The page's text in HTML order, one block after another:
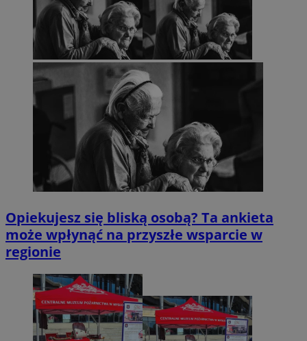
Opiekujesz się bliską osobą? Ta ankieta
może wpłynąć na przyszłe wsparcie w
regionie